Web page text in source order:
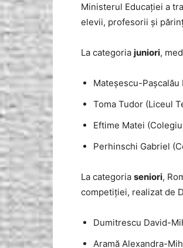
Ministerul Educației a
elevii, profesorii și
La categoria juniori,
Mateșescu-Pașcalău
Toma Tudor (Liceul
Eftime Matei
Perhinschi Gabriel
La categoria seniori,
competiției, realizat de
Dumitrescu David-
Aramă Alexandra-